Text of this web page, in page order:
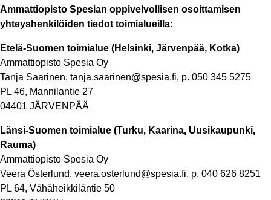
Ammattiopisto Spesian oppivelvollisen osoittamisen
yhteyshenkilöiden tiedot toimialueilla:​​
Etelä-Suomen toimialue (Helsinki, Järvenpää, Kotka)​
Ammattiopisto Spesia Oy​
Tanja Saarinen, tanja.saarinen@spesia.fi, p. 050 345 5275​
PL 46, Mannilantie 27​
04401 JÄRVENPÄÄ​
Länsi-Suomen toimialue (Turku, Kaarina, Uusikaupunki,
Rauma)​
Ammattiopisto Spesia Oy​
Veera Österlund, veera.osterlund@spesia.fi, p. 040 626 8251
PL 64, Vähäheikkiläntie 50